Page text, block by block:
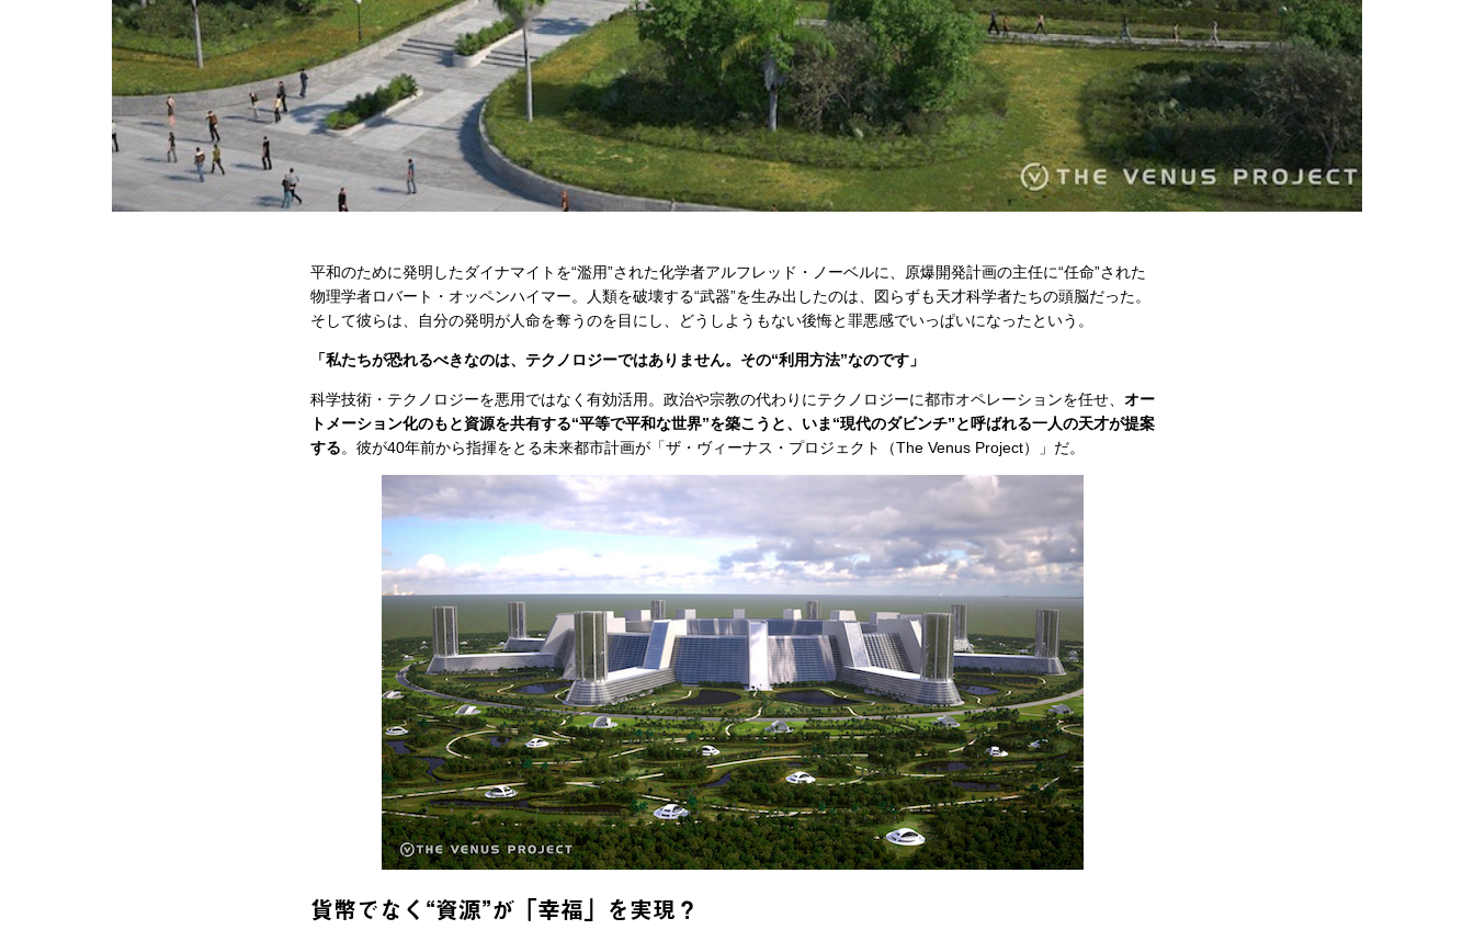
平和のために発明したダイナマイトを“濫用”された化学者アルフレッド・ノーベルに、原爆開発計画の主任に“任命”された
物理学者ロバート・オッペンハイマー。人類を破壊する“武器”を生み出したのは、図らずも天才科学者たちの頭脳だった。
そして彼らは、自分の発明が人命を奪うのを目にし、どうしようもない後悔と罪悪感でいっぱいになったという。
「私たちが恐れるべきなのは、テクノロジーではありません。その“利用方法”なのです」
科学技術・テクノロジーを悪用ではなく有効活用。政治や宗教の代わりにテクノロジーに都市オペレーションを任せ、 オー
トメーション化のもと資源を共有する“平等で平和な世界”を築こうと、いま“現代のダビンチ”と呼ばれる一人の天才が提案
する。彼が40年前から指揮をとる未来都市計画が「ザ・ヴィーナス・プロジェクト（The Venus Project）」だ。
貨幣でなく“資源”が「幸福」を実現？